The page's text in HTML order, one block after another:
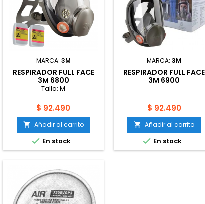
MARCA: 3M
RESPIRADOR FULL FACE
3M 6800
Talla: M
Precio
$ 92.490
 Añadir al carrito
 En stock
MARCA:3M
RESPIRADOR FULL FACE
3M 6900
Precio
$ 92.490
 Añadir al carrito
 En stock